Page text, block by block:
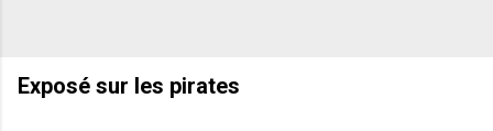
Exposé sur les pirates